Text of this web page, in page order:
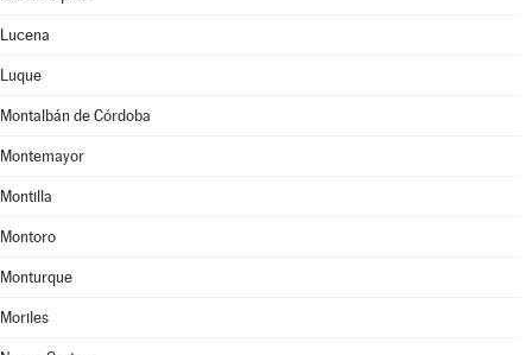
Lucena
Luque
Montalbán de Córdoba
Montemayor
Montilla
Montoro
Monturque
Moriles